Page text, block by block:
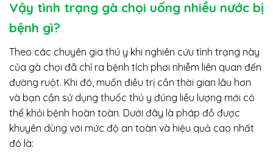
Vậy tình trạng gà chọi uống nhiều nước bị
bệnh gì?
Theo các chuyên gia thú y khi nghiên cứu tình trạng này
của gà chọi đã chỉ ra bệnh tích phơi nhiễm liên quan đến
đường ruột. Khi đó, muốn điều trị cần thời gian lâu hơn
và bạn cần sử dụng thuốc thú y đúng liều lượng mới có
thể khỏi bệnh hoàn toàn. Dưới đây là pháp đồ được
khuyên dùng với mức độ an toàn và hiệu quả cao nhất
đó là: